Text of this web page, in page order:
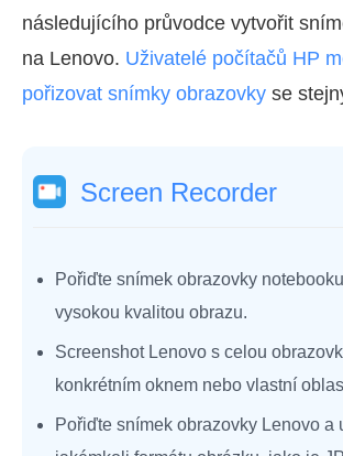
následujícího průvodce vytvořit
na Lenovo. Uživatelé počítačů HP
pořizovat snímky obrazovky se
Screen Recorder
Pořiďte snímek obrazovky
vysokou kvalitou obrazu.
Screenshot Lenovo s celou
konkrétním oknem nebo vlastní
Pořiďte snímek obrazovky Lenovo a